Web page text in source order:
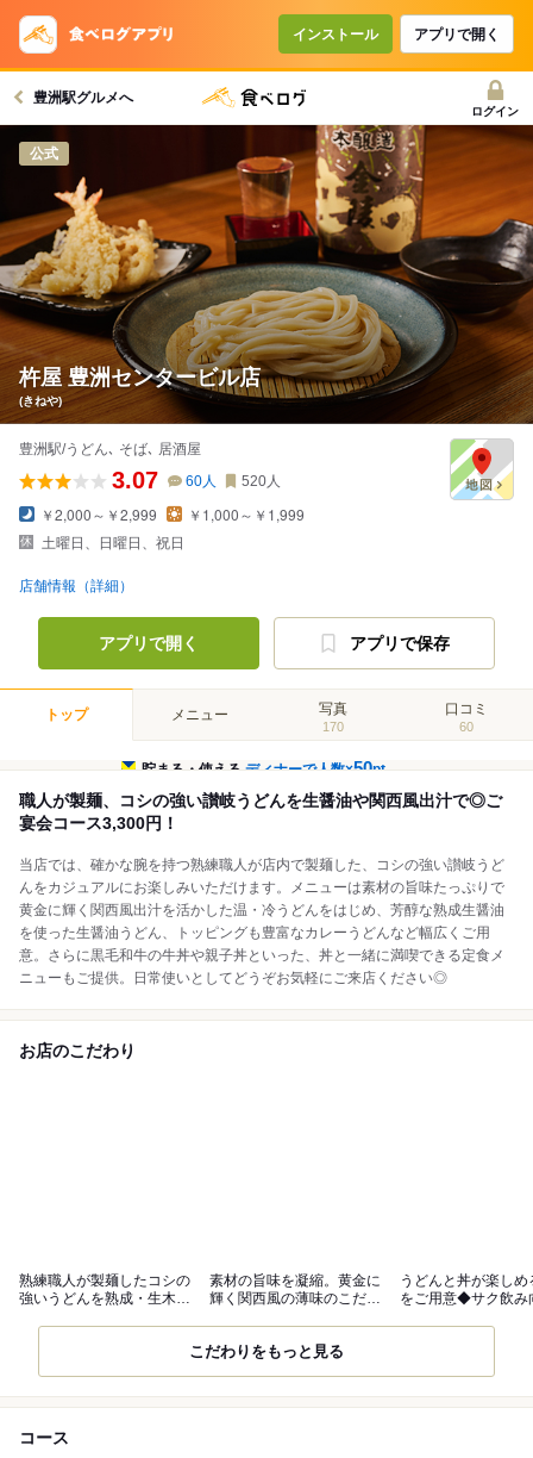
インストール アプリで開く
豊洲駅グルメへ
ログイン
公式
杵屋 豊洲センタービル店
(きねや)
豊洲駅/うどん､ そば､ 居酒屋
3.07 60人 520人
￥2,000～￥2,999
￥1,000～￥1,999
土曜日、日曜日、祝日
店舗情報（詳細）
アプリで開く アプリで保存
トップ メニュー 写真
170
口コミ
60
貯まる・使えるディナーで人数×50pt
職人が製麺、コシの強い讃岐うどんを生醤油や関西風出汁で◎ご
宴会コース3,300円！
当店では、確かな腕を持つ熟練職人が店内で製麺した、コシの強い讃岐うど
んをカジュアルにお楽しみいただけます。メニューは素材の旨味たっぷりで
黄金に輝く関西風出汁を活かした温・冷うどんをはじめ、芳醇な熟成生醤油
を使った生醤油うどん、トッピングも豊富なカレーうどんなど幅広くご用
意。さらに黒毛和牛の牛丼や親子丼といった、丼と一緒に満喫できる定食メ
ニューもご提供。日常使いとしてどうぞお気軽にご来店ください◎
お店のこだわり
熟練職人が製麺したコシの
強いうどんを熟成・生木桶
素材の旨味を凝縮。黄金に
輝く関西風の薄味のこだわ
うどんと丼が楽しめ
をご用意◆サク飲み
こだわりをもっと見る
コース